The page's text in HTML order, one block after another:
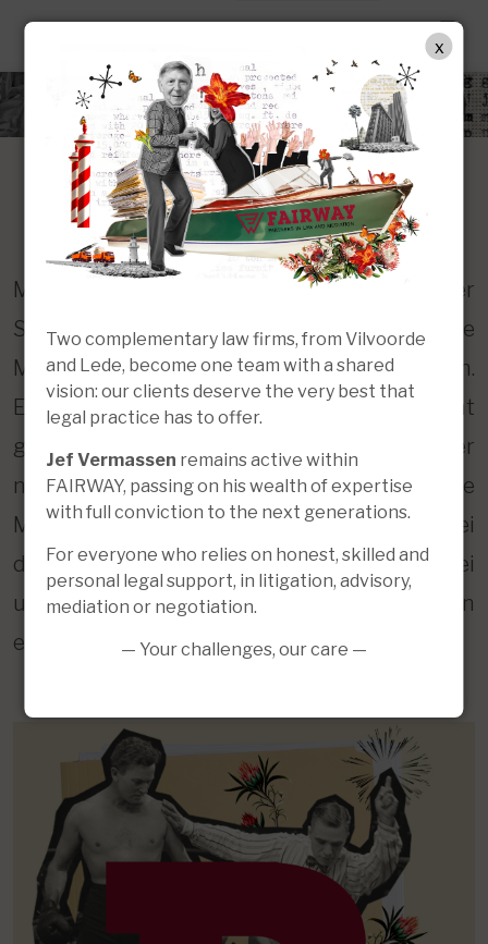
Mediation
Mediation ist eine alternative Form der
Streitbeilegung. Es handelt sich um eine
Methode, Konflikte außergerichtlich zu lösen.
Eine neutrale Person, der Mediator, sucht
gemeinsam mit den Beteiligten nach einer
nachhaltigen Lösung im Interesse aller. Die
Mediation ist ein strukturierter Prozess, bei
dem ein Mediator die Parteien dabei
unterstützt, notwendige Vereinbarungen
einvernehmlich zu treffen.
Two complementary law firms, from Vilvoorde
and Lede, become one team with a shared
vision: our clients deserve the very best that
legal practice has to offer.
Jef Vermassen remains active within
FAIRWAY, passing on his wealth of expertise
with full conviction to the next generations.
For everyone who relies on honest, skilled and
personal legal support, in litigation, advisory,
mediation or negotiation.
— Your challenges, our care —
x